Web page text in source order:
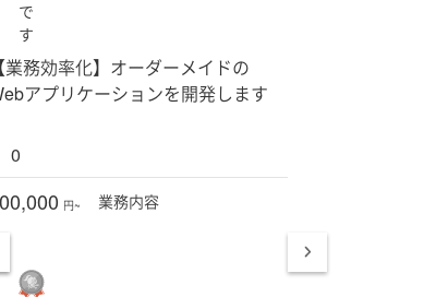
で
す
【業務効率化】オーダーメイドの
アプリケーションを開発します
0
円~ 業務内容